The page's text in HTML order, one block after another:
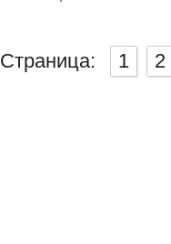
Страница: 1 2